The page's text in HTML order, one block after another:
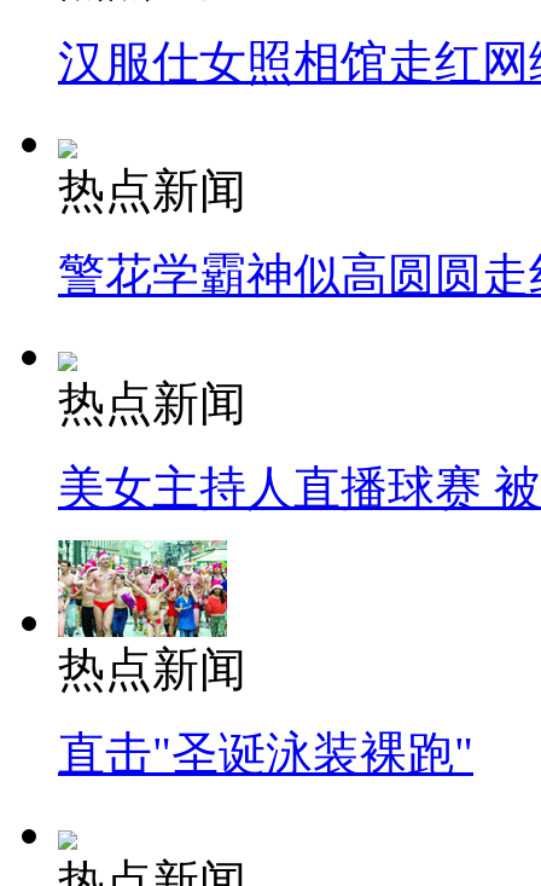
汉服仕女照相馆走红网
热点新闻
警花学霸神似高圆圆走
热点新闻
美女主持人直播球赛
热点新闻
直击"圣诞泳装裸跑"